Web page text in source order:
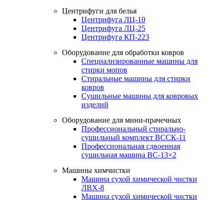
Центрифуги для белья
Центрифуга ЛЦ-10
Центрифуга ЛЦ-25
Центрифуга КП-223
Оборудование для обработки ковров
Специализированные машины для
стирки мопов
Стиральные машины для стирки
ковров
Сушильные машины для ковровых
изделий
Оборудование для мини-прачечных
Профессиональный стирально-
сушильный комплект ВССК-11
Профессиональная сдвоенная
сушильная машина ВС-13×2
Машины химчистки
Машина сухой химической чистки
ЛВХ-8
Машина сухой химической чистки